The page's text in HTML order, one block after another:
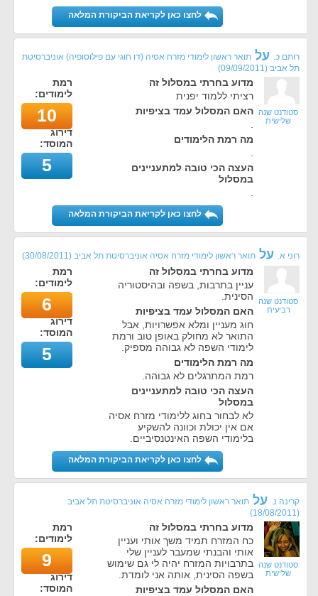
לחצו כאן לקריאת הביקורת המלאה
רותם כ. על תואר ראשון לימודי מזרח אסיה (דו חוגי עם פילוסופיה) אוניברסיטת
תל אביב (
09/09/2011
)
סטודנט שנה
שלישית
מדוע בחרתי במסלול זה
רציתי ללמוד יפנית
האם המסלול עמד בציפיות
מה רמת הלימודים
העצה הכי טובה למתעניינים
במסלול
רמת
לימודים:
10
דירוג
המוסד:
5
לחצו כאן לקריאת הביקורת המלאה
רוני א. על תואר ראשון לימודי מזרח אסיה אוניברסיטת תל אביב (
30/08/2011
)
סטודנט שנה
רביעית
מדוע בחרתי במסלול זה
עניין בתרבות, בשפה ובהיסטוריה
הסינית.
האם המסלול עמד בציפיות
חוג מעניין ומלא אפשרויות, אבל
התואר לא מחולק באופן טוב ורמת
לימודי השפה לא גבוהה מספיק.
מה רמת הלימודים
רמת המתרגלים לא גבוהה.
העצה הכי טובה למתעניינים
במסלול
לא לבחור בחוג ללימודי מזרח אסיה
אם אין יכולת וכוונה להשקיע
בלימודי השפה האינטנסיביים.
רמת
לימודים:
6
דירוג
המוסד:
5
לחצו כאן לקריאת הביקורת המלאה
קרינה נ. על תואר ראשון לימודי מזרח אסיה אוניברסיטת תל אביב
(
18/08/2011
)
סטודנט שנה
שלישית
מדוע בחרתי במסלול זה
כח המזרח תמיד משך אותי ועניין
אותי והבנתי שמעבר לעניין שלי
בתרבויות המזרח יהיה לי גם שימוש
בשפה הסינית, אותה אני לומדת.
האם המסלול עמד בציפיות
רמת
לימודים:
9
דירוג
המוסד: